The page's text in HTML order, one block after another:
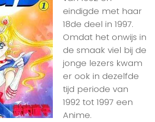
eindigde met haar
18de deel in 1997.
Omdat het onwijs in
de smaak viel bij de
jonge lezers kwam
er ook in dezelfde
tijd periode van
1992 tot 1997 een
Anime.